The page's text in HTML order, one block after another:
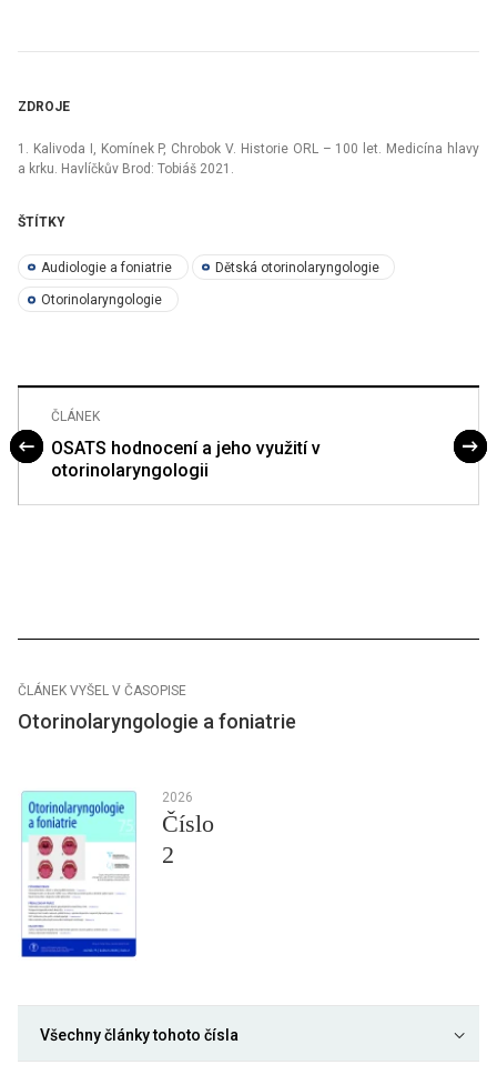
ZDROJE
1. Kalivoda I, Komínek P, Chrobok V. Historie ORL –⁠ 100 let. Medicína hlavy
a krku. Havlíčkův Brod: Tobiáš 2021.
ŠTÍTKY
Audiologie a foniatrie Dětská otorinolaryngologie
Otorinolaryngologie
ČLÁNEK
OSATS hodnocení a jeho využití v
otorinolaryngologii
ČLÁNEK VYŠEL V ČASOPISE
Otorinolaryngologie a foniatrie
2026
Číslo
2
Všechny články tohoto čísla